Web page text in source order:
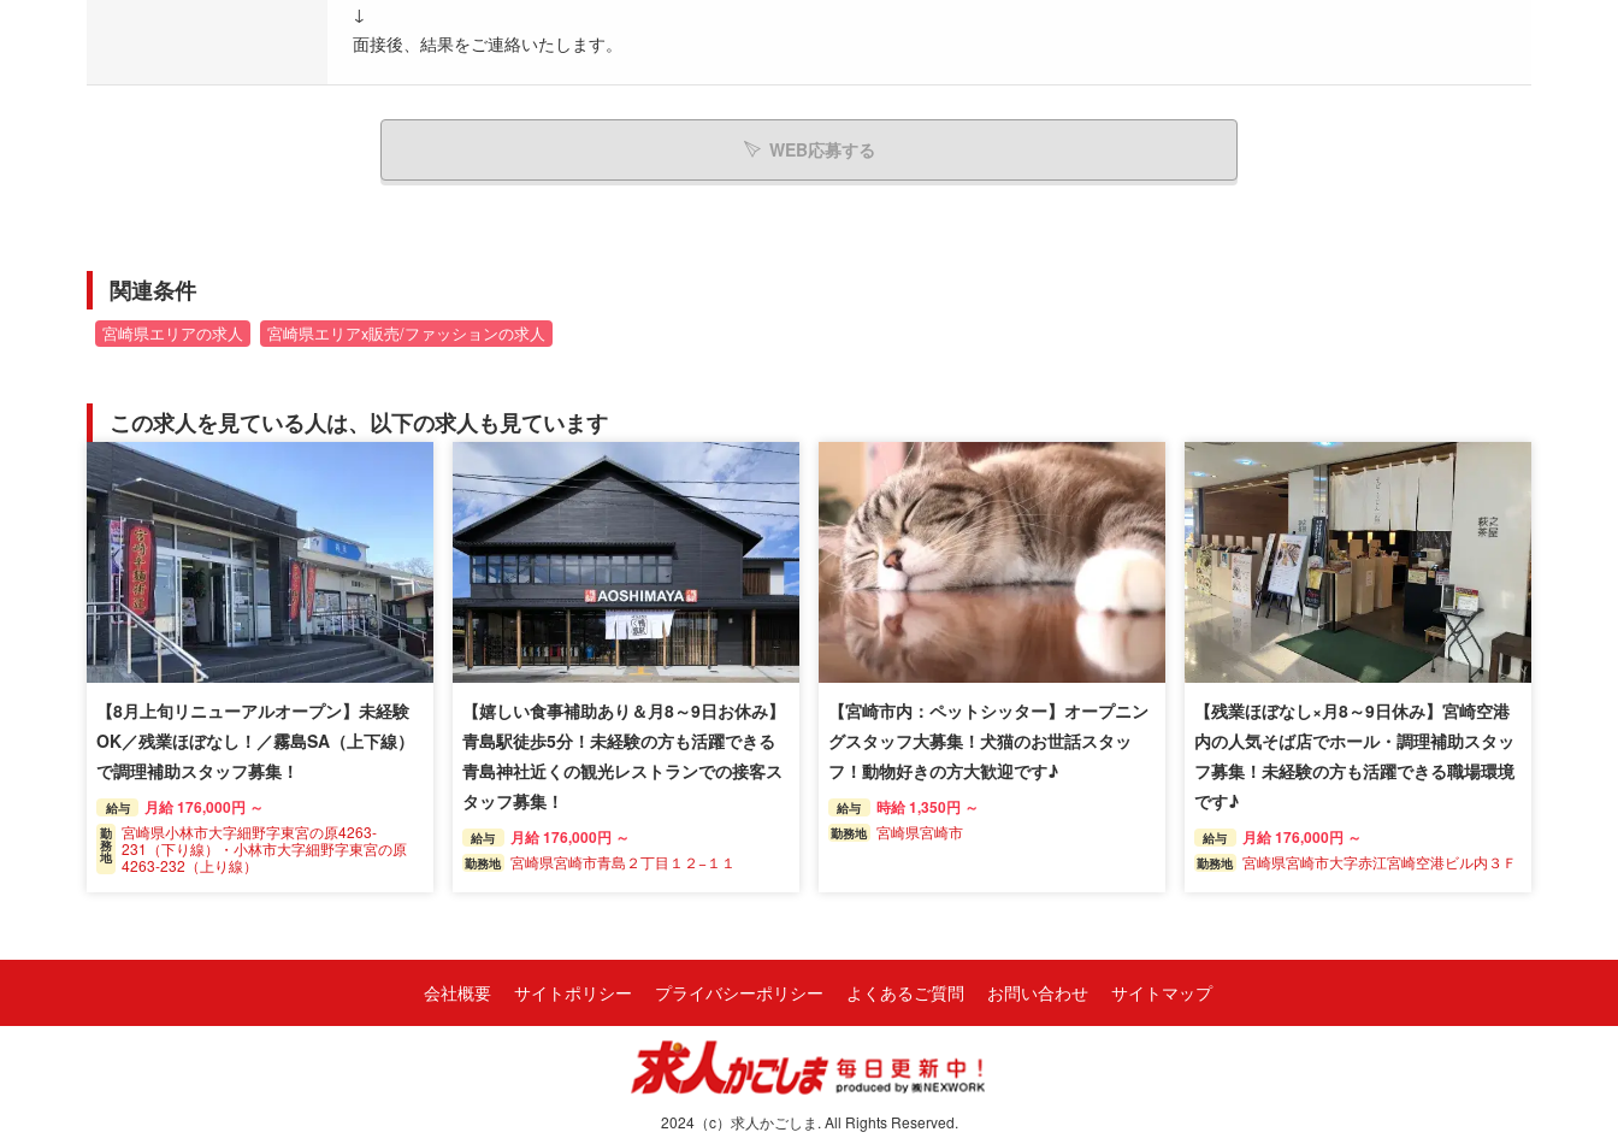
↓
面接後、結果をご連絡いたします。
WEB応募する
関連条件
宮崎県エリアの求人 宮崎県エリアx販売/ファッションの求人
この求人を見ている人は、以下の求人も見ています
【8月上旬リニューアルオープン】未経験
OK／残業ほぼなし！／霧島SA（上下線）
で調理補助スタッフ募集！
給与 月給 176,000円 ～
勤
務
地
宮崎県小林市大字細野字東宮の原4263-
231（下り線）・小林市大字細野字東宮の原
4263-232（上り線）
【嬉しい食事補助あり＆月8～9日お休み】
青島駅徒歩5分！未経験の方も活躍できる
青島神社近くの観光レストランでの接客ス
タッフ募集！
給与 月給 176,000円 ～
勤務地 宮崎県宮崎市青島２丁目１２−１１
【宮崎市内：ペットシッター】オープニン
グスタッフ大募集！犬猫のお世話スタッ
フ！動物好きの方大歓迎です♪
給与 時給 1,350円 ～
勤務地 宮崎県宮崎市
【残業ほぼなし×月8～9日休み】宮崎空港
内の人気そば店でホール・調理補助スタッ
フ募集！未経験の方も活躍できる職場環境
です♪
給与 月給 176,000円 ～
勤務地 宮崎県宮崎市大字赤江宮崎空港ビル内３Ｆ
会社概要 サイトポリシー プライバシーポリシー よくあるご質問 お問い合わせ サイトマップ
2024（c）求人かごしま. All Rights Reserved.